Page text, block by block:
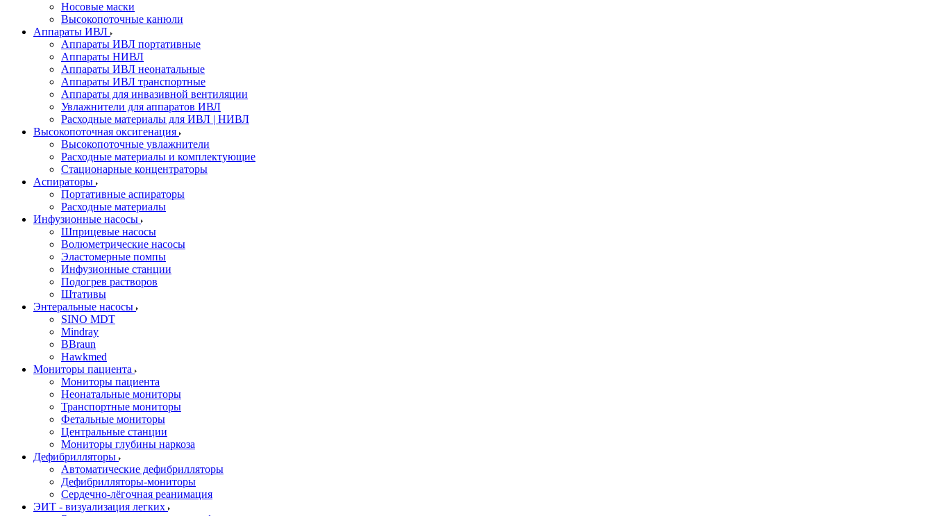
Носовые маски
Высокопоточные канюли
Аппараты ИВЛ
Аппараты ИВЛ портативные
Аппараты НИВЛ
Аппараты ИВЛ неонатальные
Аппараты ИВЛ транспортные
Аппараты для инвазивной вентиляции
Увлажнители для аппаратов ИВЛ
Расходные материалы для ИВЛ | НИВЛ
Высокопоточная оксигенация
Высокопоточные увлажнители
Расходные материалы и комплектующие
Стационарные концентраторы
Аспираторы
Портативные аспираторы
Расходные материалы
Инфузионные насосы
Шприцевые насосы
Волюметрические насосы
Эластомерные помпы
Инфузионные станции
Подогрев растворов
Штативы
Энтеральные насосы
SINO MDT
Mindray
BBraun
Hawkmed
Мониторы пациента
Мониторы пациента
Неонатальные мониторы
Транспортные мониторы
Фетальные мониторы
Центральные станции
Мониторы глубины наркоза
Дефибрилляторы
Автоматические дефибрилляторы
Дефибрилляторы-мониторы
Сердечно-лёгочная реанимация
ЭИТ - визуализация легких